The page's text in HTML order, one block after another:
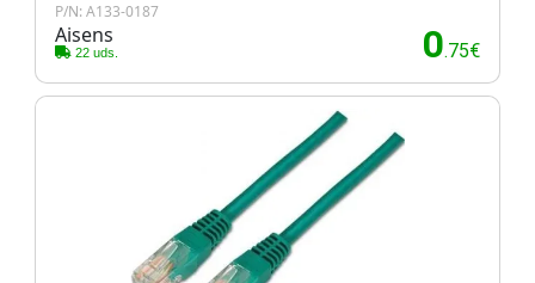
P/N: A133-0187
Aisens
22 uds. 0.75€